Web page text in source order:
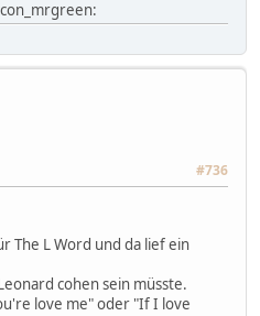
#736
The L Word und da lief ein
cohen sein müsste.
love me" oder "If I love